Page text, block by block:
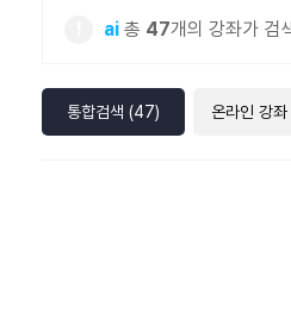
ai 총 47개의 강좌가 검
통합검색 (47) 온라인 강좌